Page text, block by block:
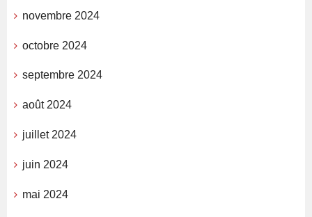
novembre 2024
octobre 2024
septembre 2024
août 2024
juillet 2024
juin 2024
mai 2024